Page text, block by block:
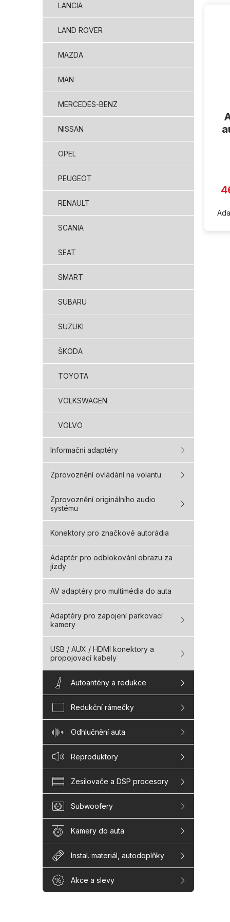
LANCIA
LAND ROVER
MAZDA
MAN
MERCEDES-BENZ
NISSAN
OPEL
PEUGEOT
RENAULT
SCANIA
SEAT
SMART
SUBARU
SUZUKI
ŠKODA
TOYOTA
VOLKSWAGEN
VOLVO
Informační adaptéry
Zprovoznění ovládání na volantu
Zprovoznění originálního audio
systému
Konektory pro značkové autorádia
Adaptér pro odblokování obrazu za
jízdy
AV adaptéry pro multimédia do auta
Adaptéry pro zapojení parkovací
kamery
USB / AUX / HDMI konektory a
propojovací kabely
Autoantény a redukce
Redukční rámečky
Odhlučnění auta
Reproduktory
Zesilovače a DSP procesory
Subwoofery
Kamery do auta
Instal. materiál, autodoplňky
Akce a slevy